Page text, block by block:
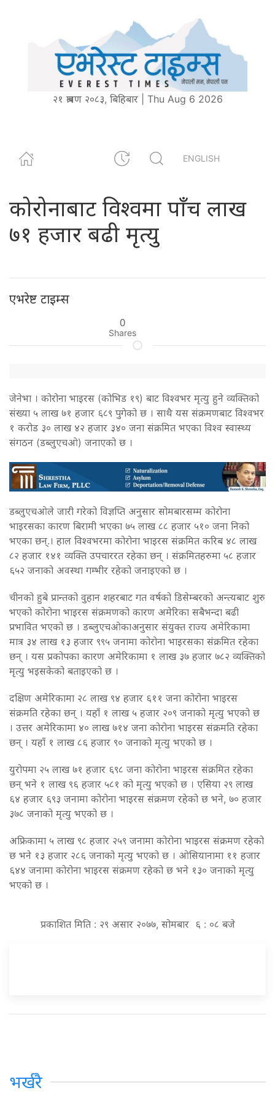
२१ श्रावण २०८३, बिहिबार | Thu Aug 6 2026
ENGLISH
कोरोनाबाट विश्वमा पाँच लाख
७१ हजार बढी मृत्यु
एभरेष्ट टाइम्स
0
Shares
जेनेभा । कोरोना भाइरस (कोभिड १९) बाट विश्वभर मृत्यु हुने व्यक्तिको
संख्या ५ लाख ७१ हजार ६८९ पुगेको छ । साथै यस संक्रमणबाट विश्वभर
१ करोड ३० लाख ४२ हजार ३४० जना संक्रमित भएका विश्व स्वास्थ्य
संगठन (डब्लुएचओ) जनाएको छ ।
डब्लुएचओले जारी गरेको विज्ञप्ति अनुसार सोमबारसम्म कोरोना
भाइरसका कारण बिरामी भएका ७५ लाख ८८ हजार ५१० जना निको
भएका छन्.। हाल विश्वभरमा कोरोना भाइरस संक्रमित करिब ४८ लाख
८२ हजार १४१ व्यक्ति उपचाररत रहेका छन् । संक्रमितहरुमा ५८ हजार
६५२ जनाको अवस्था गम्भीर रहेको जनाइएको छ ।
चीनको हुबे प्रान्तको वुहान शहरबाट गत वर्षको डिसेम्बरको अन्त्यबाट शुरु
भएको कोरोना भाइरस संक्रमणको कारण अमेरिका सबैभन्दा बढी
प्रभावित भएको छ । डब्लुएचओकाअनुसार संयुक्त राज्य अमेरिकामा
मात्र ३४ लाख १३ हजार ९९५ जनामा कोरोना भाइरसका संक्रमित रहेका
छन् । यस प्रकोपका कारण अमेरिकामा १ लाख ३७ हजार ७८२ व्यक्तिको
मृत्यु भइसकेको बताइएको छ ।
दक्षिण अमेरिकामा २८ लाख ९४ हजार ६११ जना कोरोना भाइरस
संक्रमति रहेका छन् । यहाँ १ लाख ५ हजार २०९ जनाको मृत्यु भएको छ
। उत्तर अमेरिकामा ४० लाख ७१४ जना कोरोना भाइरस संक्रमति रहेका
छन् । यहाँ १ लाख ८६ हजार ९० जनाको मृत्यु भएको छ ।
युरोपमा २५ लाख ७१ हजार ६९८ जना कोरोना भाइरस संक्रमित रहेका
छन् भने १ लाख ९६ हजार ५८१ को मृत्यु भएको छ । एसिया २९ लाख
६४ हजार ६९३ जनामा कोरोना भाइरस संक्रमण रहेको छ भने, ७० हजार
३७८ जनाको मृत्यु भएको छ ।
अफ्रिकामा ५ लाख ९८ हजार २५९ जनामा कोरोना भाइरस संक्रमण रहेको
छ भने १३ हजार २८६ जनाको मृत्यु भएको छ । ओसियानामा ११ हजार
६४४ जनामा कोरोना भाइरस संक्रमण रहेको छ भने १३० जनाको मृत्यु
भएको छ ।
प्रकाशित मिति : २९ असार २०७७, सोमबार ६ : ०८ बजे
भर्खरै